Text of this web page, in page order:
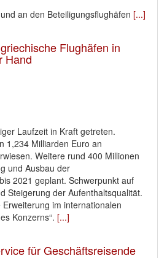
an den Beteiligungsflughäfen [...]
Flughäfen in
Hand
Laufzeit in Kraft getreten.
1,234 Milliarden Euro an
Weitere rund 400 Millionen
und Ausbau der
2021 geplant. Schwerpunkt auf
Steigerung der Aufenthaltsqualität.
im internationalen
Konzerns“. [...]
für Geschäftsreisende